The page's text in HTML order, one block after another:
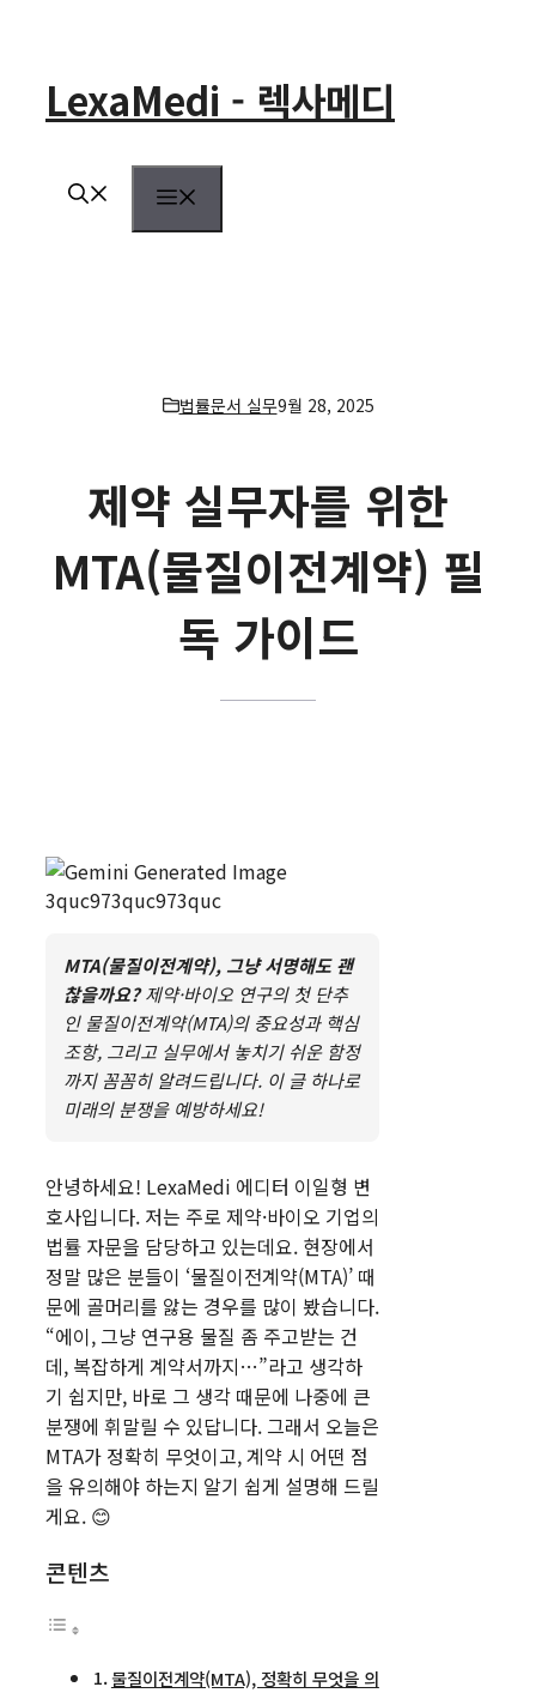
LexaMedi - 렉사메디
법률문서 실무9월 28, 2025
제약 실무자를 위한
MTA(물질이전계약) 필
독 가이드
MTA(물질이전계약), 그냥 서명해도 괜
찮을까요?제약·바이오 연구의 첫 단추
인 물질이전계약(MTA)의 중요성과 핵심
조항, 그리고 실무에서 놓치기 쉬운 함정
까지 꼼꼼히 알려드립니다. 이 글 하나로
미래의 분쟁을 예방하세요!
안녕하세요! LexaMedi 에디터 이일형 변
호사입니다. 저는 주로 제약·바이오 기업의
법률 자문을 담당하고 있는데요. 현장에서
정말 많은 분들이 ‘물질이전계약(MTA)’ 때
문에 골머리를 앓는 경우를 많이 봤습니다.
“에이, 그냥 연구용 물질 좀 주고받는 건
데, 복잡하게 계약서까지…”라고 생각하
기 쉽지만, 바로 그 생각 때문에 나중에 큰
분쟁에 휘말릴 수 있답니다. 그래서 오늘은
MTA가 정확히 무엇이고, 계약 시 어떤 점
을 유의해야 하는지 알기 쉽게 설명해 드릴
게요. 😊
콘텐츠
물질이전계약(MTA), 정확히 무엇을 의